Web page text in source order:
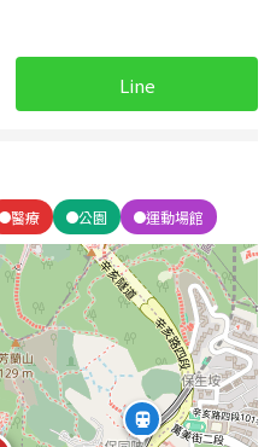
30-40 年
Line
醫療 公園 運動場館